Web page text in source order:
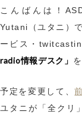
こんばんは！
Yutani（ユタニ）
ービス・
radio情報デスク」
予定を変更して、
ユタニが「全クリ